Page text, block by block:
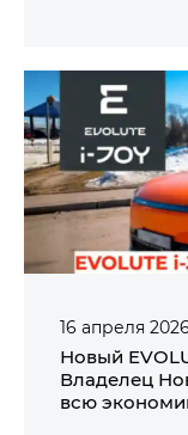
16 апреля 2026
Новый
Владелец
всю